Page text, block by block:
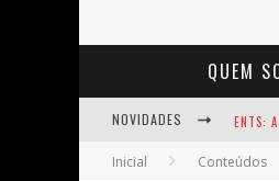
QUEM
NOVIDADES ENTS:
Inicial Conteúdos